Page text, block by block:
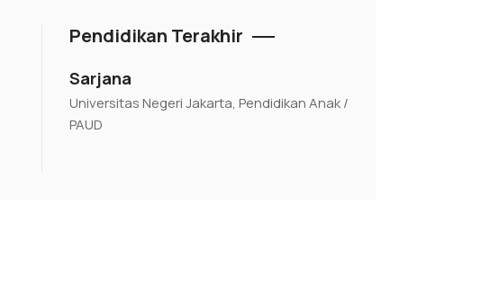
Pendidikan Terakhir
Sarjana
Universitas Negeri Jakarta, Pendidikan Anak /
PAUD